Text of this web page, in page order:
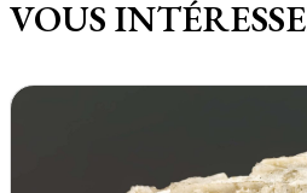
VOUS